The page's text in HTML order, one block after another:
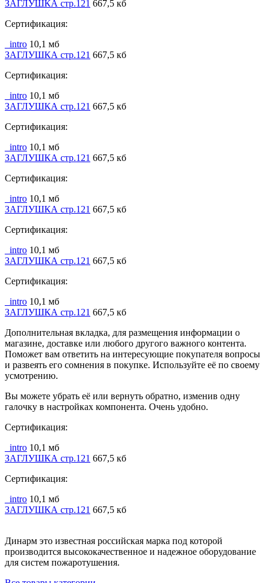
ЗАГЛУШКА стр.121 667,5 кб
Сертификация:
_intro 10,1 мб
ЗАГЛУШКА стр.121 667,5 кб
Сертификация:
_intro 10,1 мб
ЗАГЛУШКА стр.121 667,5 кб
Сертификация:
_intro 10,1 мб
ЗАГЛУШКА стр.121 667,5 кб
Сертификация:
_intro 10,1 мб
ЗАГЛУШКА стр.121 667,5 кб
Сертификация:
_intro 10,1 мб
ЗАГЛУШКА стр.121 667,5 кб
Сертификация:
_intro 10,1 мб
ЗАГЛУШКА стр.121 667,5 кб
Дополнительная вкладка, для размещения информации о
магазине, доставке или любого другого важного контента.
Поможет вам ответить на интересующие покупателя вопросы
и развеять его сомнения в покупке. Используйте её по своему
усмотрению.
Вы можете убрать её или вернуть обратно, изменив одну
галочку в настройках компонента. Очень удобно.
Сертификация:
_intro 10,1 мб
ЗАГЛУШКА стр.121 667,5 кб
Сертификация:
_intro 10,1 мб
ЗАГЛУШКА стр.121 667,5 кб
Динарм это известная российская марка под которой
производится высококачественное и надежное оборудование
для систем пожаротушения.